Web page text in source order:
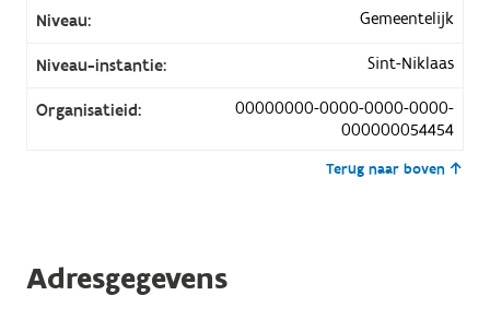
Niveau: Gemeentelijk
Niveau-instantie: Sint-Niklaas
Organisatieid:
00000000-0000-0000-0000-
000000054454
Terug naar boven
Adresgegevens